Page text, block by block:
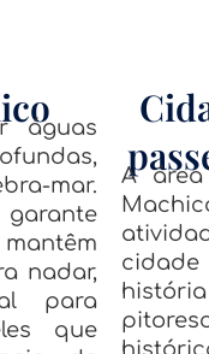
águas
mar.
nadar,
para
que
A